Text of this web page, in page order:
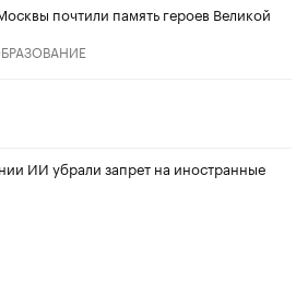
почтили память героев Великой
ИИ убрали запрет на иностранные